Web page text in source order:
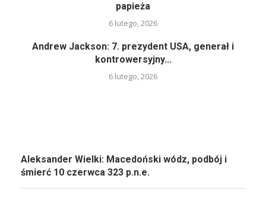
papieża
6 lutego, 2026
Andrew Jackson: 7. prezydent USA, generał i
kontrowersyjny...
6 lutego, 2026
Aleksander Wielki: Macedoński wódz, podbój i
śmierć 10 czerwca 323 p.n.e.